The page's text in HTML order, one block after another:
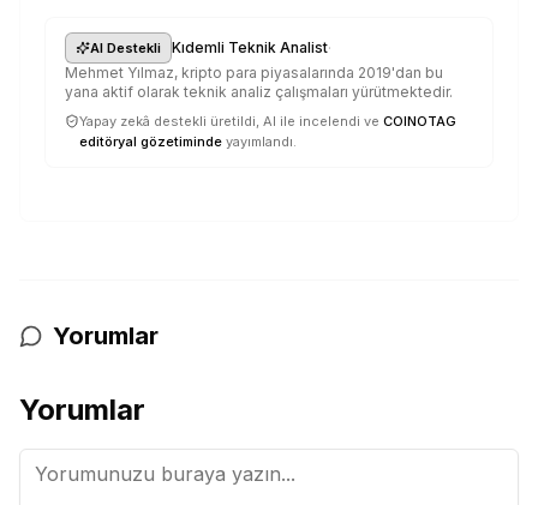
AI Destekli Kıdemli Teknik Analist·
Mehmet Yılmaz, kripto para piyasalarında 2019'dan bu
yana aktif olarak teknik analiz çalışmaları yürütmektedir.
Yapay zekâ destekli üretildi, AI ile incelendi ve COINOTAG
editöryal gözetiminde yayımlandı.
Yorumlar
Yorumlar